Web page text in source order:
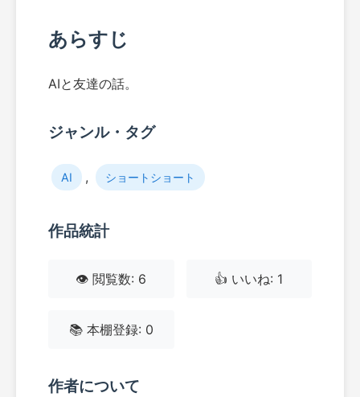
あらすじ
AIと友達の話。
ジャンル・タグ
AI , ショートショート
作品統計
👁️ 閲覧数: 6 👍 いいね: 1
📚 本棚登録: 0
作者について